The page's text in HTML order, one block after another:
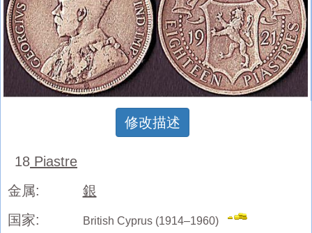
修改描述
18 Piastre
金属:
銀
国家:
British Cyprus (1914–1960)